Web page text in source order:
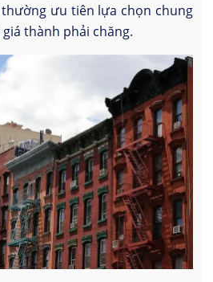
ưu tiên lựa chọn chung
thành phải chăng.